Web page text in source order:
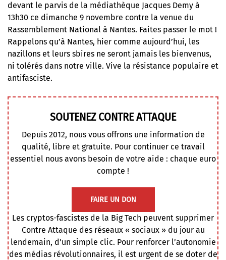
devant le parvis de la médiathèque Jacques Demy à
13h30 ce dimanche 9 novembre contre la venue du
Rassemblement National à Nantes. Faites passer le mot !
Rappelons qu’à Nantes, hier comme aujourd’hui, les
nazillons et leurs sbires ne seront jamais les bienvenus,
ni tolérés dans notre ville. Vive la résistance populaire et
antifasciste.
SOUTENEZ CONTRE ATTAQUE
Depuis 2012, nous vous offrons une information de
qualité, libre et gratuite. Pour continuer ce travail
essentiel nous avons besoin de votre aide : chaque euro
compte !
FAIRE UN DON
Les cryptos-fascistes de la Big Tech peuvent supprimer
Contre Attaque des réseaux « sociaux » du jour au
lendemain, d’un simple clic. Pour renforcer l’autonomie
des médias révolutionnaires, il est urgent de se doter de